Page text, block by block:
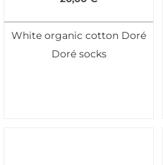
White organic cotton Doré
Doré socks